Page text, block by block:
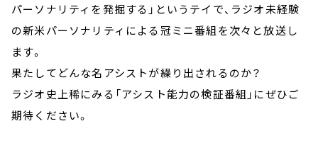
パーソナリティを発掘する」というテイで、ラジオ未経験
の新米パーソナリティによる冠ミニ番組を次々と放送し
ます。
果たしてどんな名アシストが繰り出されるのか？
ラジオ史上稀にみる「アシスト能力の検証番組」にぜひご
期待ください。